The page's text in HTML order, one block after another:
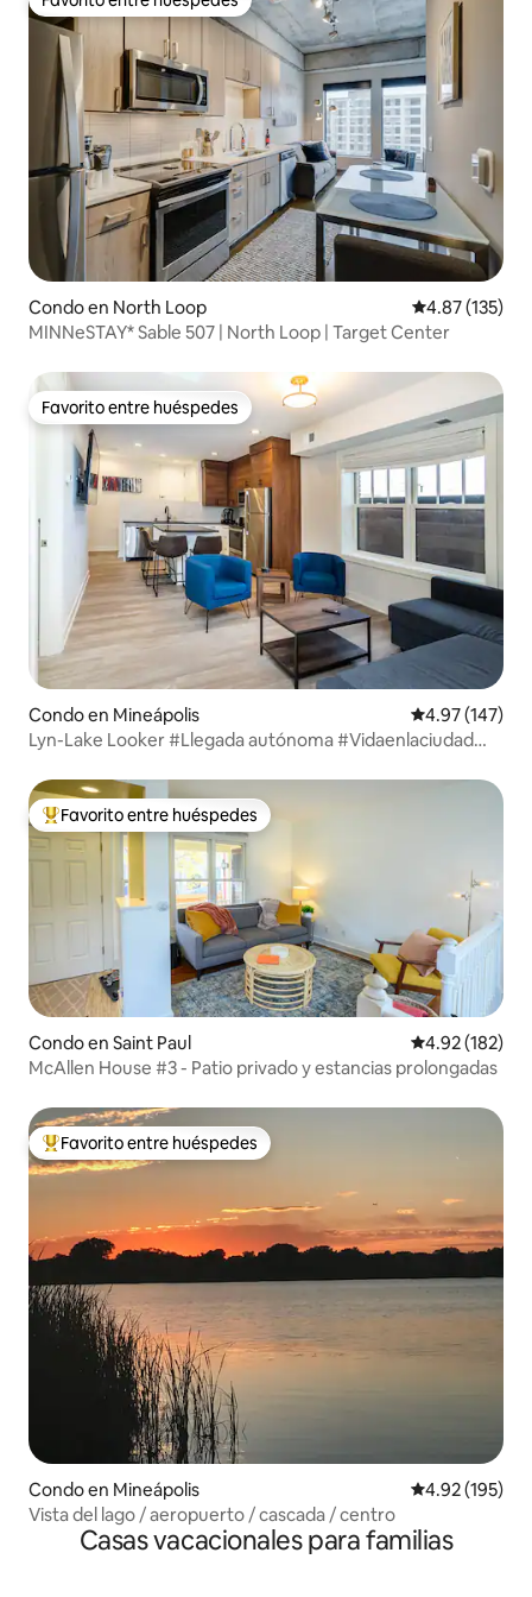
Favorito entre huéspedes
Condo en North Loop Calificación
4.87 (135)
MINNeSTAY* Sable 507 | North Loop | Target Center
Favorito entre huéspedes
Favorito entre huéspedes
Condo en Mineápolis Calificación
4.97 (147)
Lyn-Lake Looker #Llegada autónoma #Vidaenlaciudad
Favorito entre huéspedes preferido
Favorito entre huéspedes
Condo en Saint Paul Calificación
4.92 (182)
McAllen House #3 - Patio privado y estancias prolongadas
Favorito entre huéspedes preferido
Favorito entre huéspedes
Condo en Mineápolis Calificación
4.92 (195)
Vista del lago / aeropuerto / cascada / centro
Casas vacacionales para familias